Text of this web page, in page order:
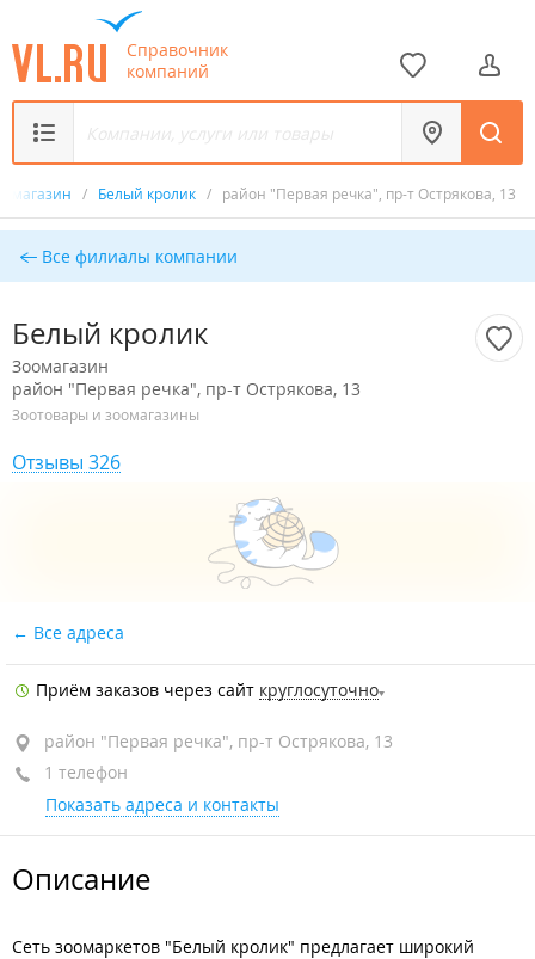
Справочник
компаний
/ Белый кролик / район "Первая речка", пр-т Острякова, 13
Все филиалы компании
Белый кролик
Зоомагазин
район "Первая речка", пр-т Острякова, 13
Зоотовары и зоомагазины
Отзывы 326
Все адреса
Приём заказов через сайт круглосуточно
район "Первая речка", пр-т Острякова, 13
1 телефон
Показать адреса и контакты
Описание
Сеть зоомаркетов "Белый кролик" предлагает широкий